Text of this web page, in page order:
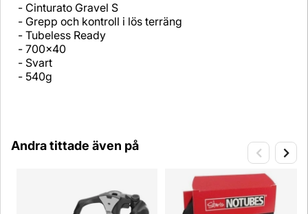
- Cinturato Gravel S
- Grepp och kontroll i lös terräng
- Tubeless Ready
- 700x40
- Svart
- 540g
Andra tittade även på